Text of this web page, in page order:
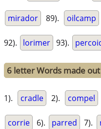
mirador 89). oilcamp
92). lorimer 93).
6 letter Words made
1). cradle 2). compel
corrie 6). parred 7).